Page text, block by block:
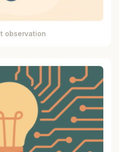
observation